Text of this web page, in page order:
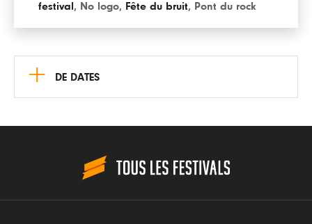
festival , No logo, Fête du bruit, Pont du rock
+ DE DATES